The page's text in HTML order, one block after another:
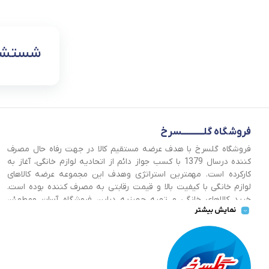
فروشگاه گلــــــــــــسرخ
فروشگاه گلسرخ با هدف عرضه مستقیم کالا در جهت رفاه حال مصرف
کننده درسال 1379 با کسب جواز دائم از اتحادیه لوازم خانگی، آغاز به
کارکرده است. مهمترین استراتژی وهدف این مجموعه عرضه کالاهای
لوازم خانگی با کیفیت بالا و قیمت رقابتی به مصرف کننده بوده است.
خرید کالاهای خانگی و تهیه جهیزیه دراین فروشگاه آسان ومطمئن
صورت می پذیرد . گسترش کسب وکارهای اینترنتی ما را بر آن داشت تا
با ایجاد فروشگاه اینترنتی گلسرخ به خدمت رسانی گسترده تر و با
شرایط بهتر بپردازیم.
نمایش بیشتر